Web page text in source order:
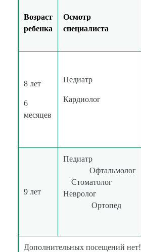
Возраст
ребенка
Осмотр
специалиста
8 лет
6
месяцев
Педиатр
Кардиолог
9 лет
Педиатр
Офтальмолог
Стоматолог
Невролог
Ортопед
Дополнительных посещений нет!